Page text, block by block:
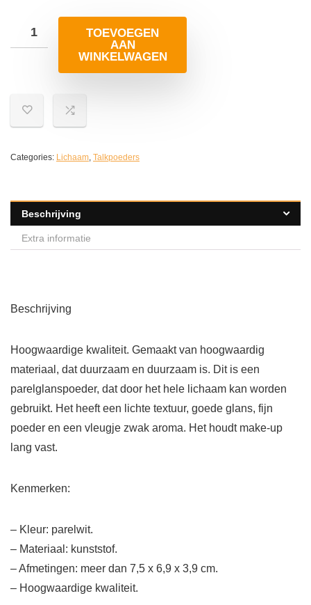
TOEVOEGEN
AAN
WINKELWAGEN
Categories: Lichaam, Talkpoeders
Beschrijving
Extra informatie
Beschrijving
Hoogwaardige kwaliteit. Gemaakt van hoogwaardig
materiaal, dat duurzaam en duurzaam is. Dit is een
parelglanspoeder, dat door het hele lichaam kan worden
gebruikt. Het heeft een lichte textuur, goede glans, fijn
poeder en een vleugje zwak aroma. Het houdt make-up
lang vast.
Kenmerken:
– Kleur: parelwit.
– Materiaal: kunststof.
– Afmetingen: meer dan 7,5 x 6,9 x 3,9 cm.
– Hoogwaardige kwaliteit.